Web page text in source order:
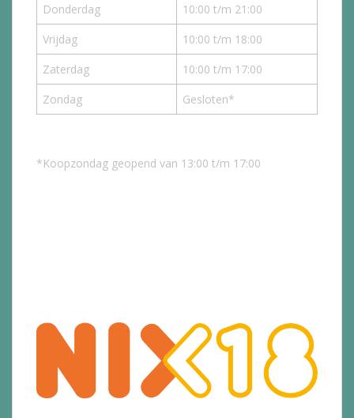
Donderdag
10:00 t/m 21:00
Vrijdag
10:00 t/m 18:00
Zaterdag
10:00 t/m 17:00
Zondag
Gesloten*
*Koopzondag geopend van 13:00 t/m 17:00